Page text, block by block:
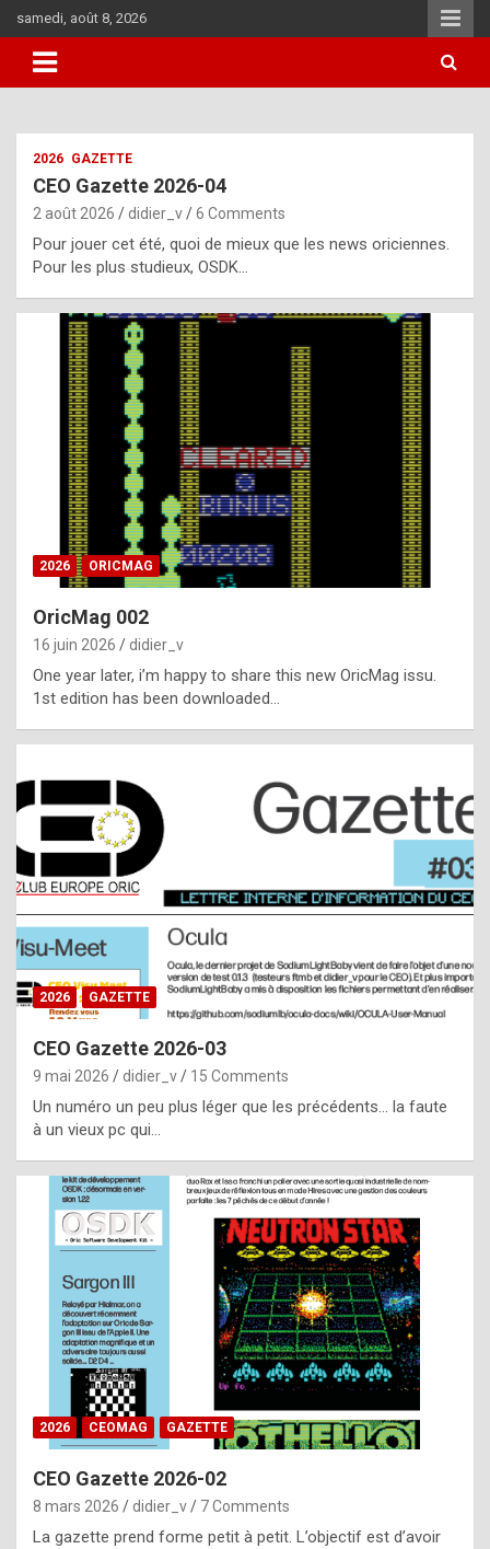
to
content
samedi, août 8, 2026
i
u
l
y
d
i
ff
i
l
t
t
s
t
a
s
i
e
f
o
m
m
a
y
b
e
b
y
g
e
2026 GAZETTE
CEO Gazette 2026-04
2 août 2026 didier_v 6 Comments
Pour jouer cet été, quoi de mieux que les news oriciennes.
Pour les plus studieux, OSDK…
2026 ORICMAG
OricMag 002
16 juin 2026 didier_v
One year later, i’m happy to share this new OricMag issu.
1st edition has been downloaded…
2026 GAZETTE
CEO Gazette 2026-03
9 mai 2026 didier_v 15 Comments
Un numéro un peu plus léger que les précédents… la faute
à un vieux pc qui…
2026 CEOMAG GAZETTE
CEO Gazette 2026-02
8 mars 2026 didier_v 7 Comments
La gazette prend forme petit à petit. L’objectif est d’avoir